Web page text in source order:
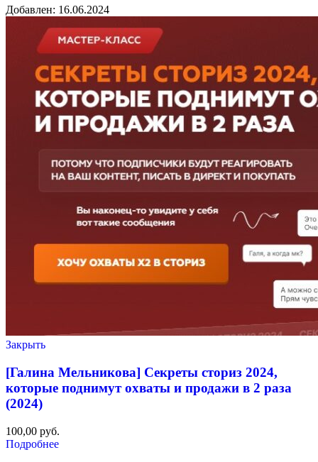
Добавлен: 16.06.2024
Закрыть
[Галина Мельникова] Секреты сториз 2024,
которые поднимут охваты и продажи в 2 раза
(2024)
100,00 руб.
Подробнее